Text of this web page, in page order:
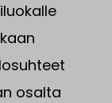
osalta